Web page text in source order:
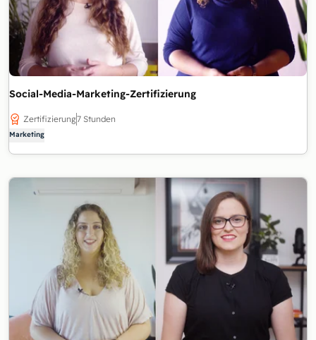
Social-Media-Marketing-Zertifizierung
Zertifizierung7 Stunden
Marketing